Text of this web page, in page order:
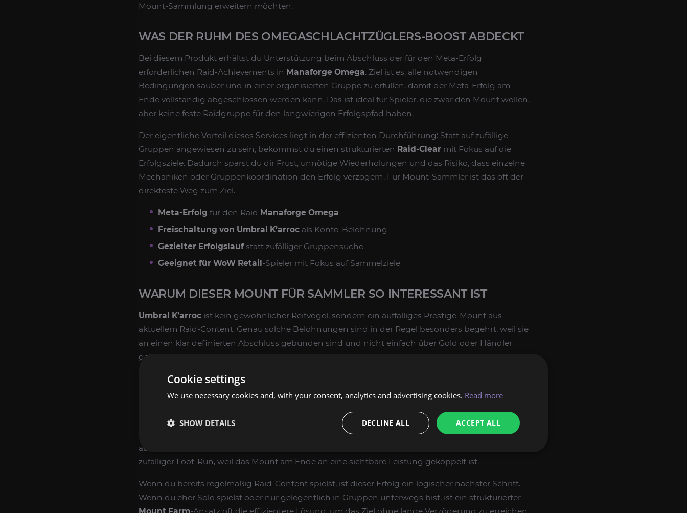
Mount-Sammlung erweitern möchten.
WAS DER RUHM DES OMEGASCHLACHTZÜGLERS-BOOST ABDECKT
Bei diesem Produkt erhältst du Unterstützung beim Abschluss der für den Meta-Erfolg
erforderlichen Raid-Achievements in Manaforge Omega. Ziel ist es, alle notwendigen
Bedingungen sauber und in einer organisierten Gruppe zu erfüllen, damit der Meta-Erfolg am
Ende vollständig abgeschlossen werden kann. Das ist ideal für Spieler, die zwar den Mount wollen,
aber keine feste Raidgruppe für den langwierigen Erfolgspfad haben.
Der eigentliche Vorteil dieses Services liegt in der effizienten Durchführung: Statt auf zufällige
Gruppen angewiesen zu sein, bekommst du einen strukturierten Raid-Clear mit Fokus auf die
Erfolgsziele. Dadurch sparst du dir Frust, unnötige Wiederholungen und das Risiko, dass einzelne
Mechaniken oder Gruppenkoordination den Erfolg verzögern. Für Mount-Sammler ist das oft der
direkteste Weg zum Ziel.
Meta-Erfolg für den Raid Manaforge Omega
Freischaltung von Umbral K’arroc als Konto-Belohnung
Gezielter Erfolgslaufstatt zufälliger Gruppensuche
Geeignet für WoW Retail-Spieler mit Fokus auf Sammelziele
WARUM DIESER MOUNT FÜR SAMMLER SO INTERESSANT IST
Umbral K’arroc ist kein gewöhnlicher Reitvogel, sondern ein auffälliges Prestige-Mount aus
aktuellem Raid-Content. Genau solche Belohnungen sind in der Regel besonders begehrt, weil sie
an einen klar definierten Abschluss gebunden sind und nicht einfach über Gold oder Händler
gekauft werden können. Wer seine Sammlung ausbauen oder ein sichtbares Zeichen für den
Abschluss anspruchsvoller Raid-Ziele haben möchte, findet hier eine der spannendsten Mount-
Belohnungen der aktuellen Erweiterung.
Dungeon-Run, nicht um einen Rare Spawn und nicht um eine Händler-Belohnung. Damit passt
Raid-Mountsin World of Warcraft Retail farmen oder
abschließen möchten. Gerade für Sammler ist der Abschluss des Meta-Erfolgs oft wertvoller als ein
zufälliger Loot-Run, weil das Mount am Ende an eine sichtbare Leistung gekoppelt ist.
Wenn du bereits regelmäßig Raid-Content spielst, ist dieser Erfolg ein logischer nächster Schritt.
Wenn du eher Solo spielst oder nur gelegentlich in Gruppen unterwegs bist, ist ein strukturierter
Cookie settings
We use necessary cookies and, with your consent, analytics and advertising cookies. Read more
ACCEPT ALL
DECLINE ALL
SHOW DETAILS